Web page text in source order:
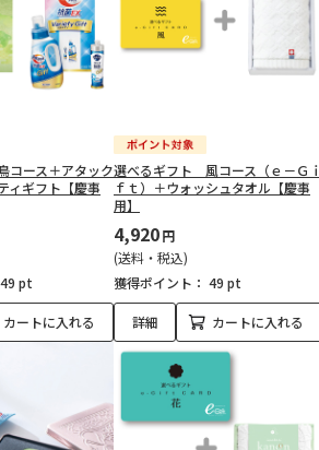
ース＋アタック
ィギフト【慶事
49 pt
カートに入れる
選べるギフト 風コース（ｅ－Ｇｉ
ｆｔ）＋ウォッシュタオル【慶事
用】
4,920円
(送料・税込)
獲得ポイント： 49 pt
詳細 カートに入れる